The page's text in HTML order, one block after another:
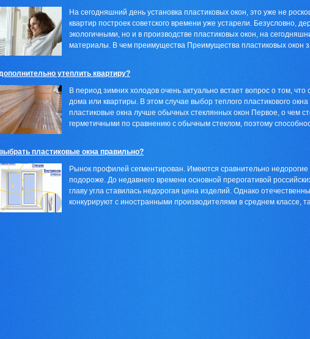
На сегодняшний день установка пластиковых окон, это уже не
квартир построек советского времени уже устарели. Безусловно,
экологичными, но и в производстве пластиковых окон, на
материалы. В чем преимущества Преимущества пластиковых окон
утеплить квартиру?
В период зимних холодов очень актуально встает вопрос о том,
дома или квартиры. В этом случае выбор теплого пластикового
пластиковые окна лучше обычных стеклянных окон Первое, о чем
герметичными по сравнению с обычным стеклом, поэтому
пластиковые окна правильно?
Рынок профилей сегментирован. Имеются сравнительно
подороже. До недавнего времени основной прерогативой
главу угла ставилась недорогая цена изделий. Однако
конкурируют с иностранными производителями в среднем классе,